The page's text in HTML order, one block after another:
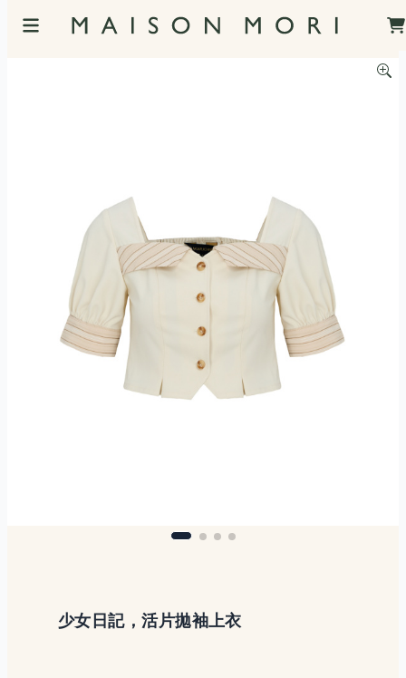
少女日記，活片拋袖上衣